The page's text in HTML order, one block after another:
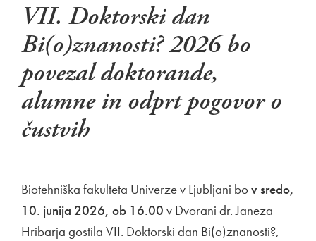
VII. Doktorski dan
Bi(o)znanosti? 2026 bo
povezal doktorande,
alumne in odprt pogovor o
čustvih
Biotehniška fakulteta Univerze v Ljubljani bo v sredo,
10. junija 2026, ob 16.00 v Dvorani dr. Janeza
Hribarja gostila VII. Doktorski dan Bi(o)znanosti?,